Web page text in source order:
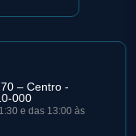
– Centro -
000
e das 13:00 às